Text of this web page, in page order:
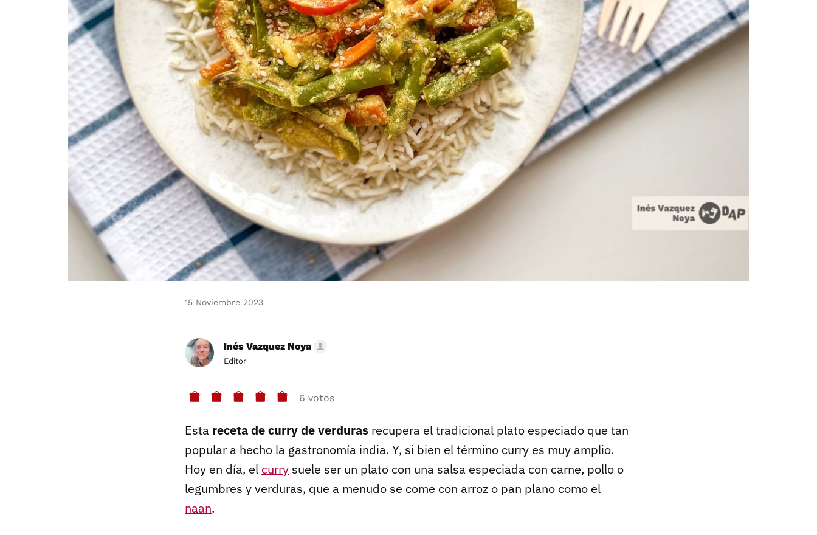
15 Noviembre 2023
Inés Vazquez Noya
Editor
6 votos
Esta receta de curry de verduras recupera el tradicional plato especiado que tan
popular a hecho la gastronomía india. Y, si bien el término curry es muy amplio.
Hoy en día, el curry suele ser un plato con una salsa especiada con carne, pollo o
legumbres y verduras, que a menudo se come con arroz o pan plano como el
naan.